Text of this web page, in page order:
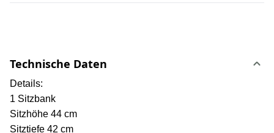
Technische Daten
Details:
1 Sitzbank
Sitzhöhe 44 cm
Sitztiefe 42 cm